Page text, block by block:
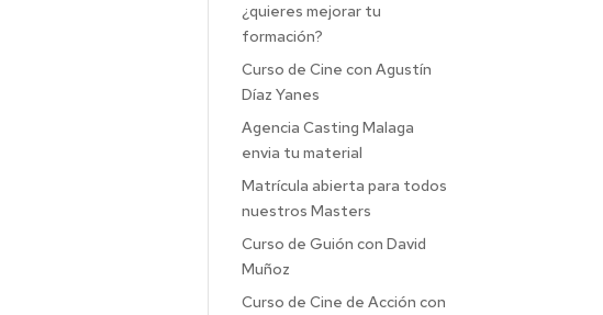
¿quieres mejorar tu
formación?
Curso de Cine con Agustín
Díaz Yanes
Agencia Casting Malaga
envia tu material
Matrícula abierta para todos
nuestros Masters
Curso de Guión con David
Muñoz
Curso de Cine de Acción con